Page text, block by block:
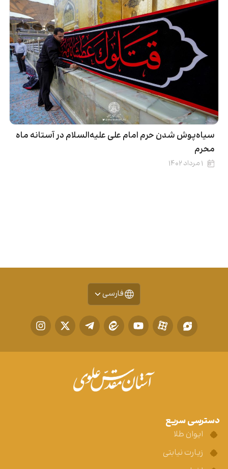
سیاه‌پوش شدن حرم امام علی علیه‌السلام در آستانه ماه
محرم
۱ مرداد ۱۴۰۲
فارسی
دسترسی سریع
ایوان طلا
زیارت نیابتی